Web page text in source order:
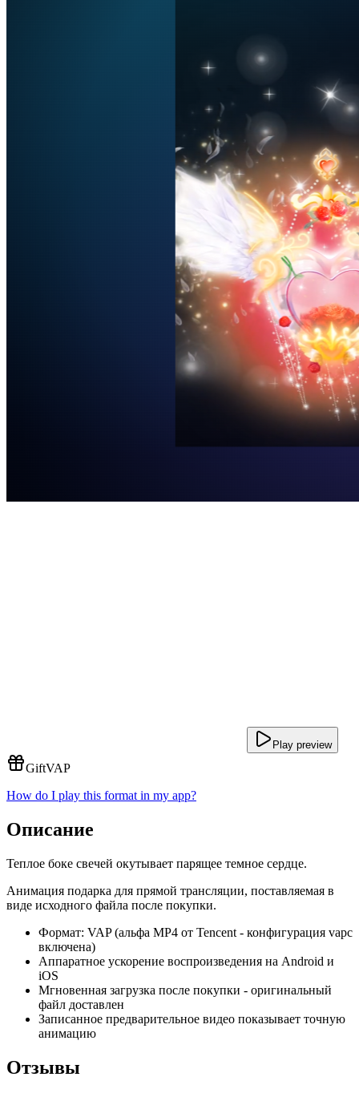
Play preview
GiftVAP
How do I play this format in my app?
Описание
Теплое боке свечей окутывает парящее темное сердце.
Анимация подарка для прямой трансляции, поставляемая в
виде исходного файла после покупки.
Формат: VAP (альфа MP4 от Tencent - конфигурация vapc
включена)
Аппаратное ускорение воспроизведения на Android и
iOS
Мгновенная загрузка после покупки - оригинальный
файл доставлен
Записанное предварительное видео показывает точную
анимацию
Отзывы